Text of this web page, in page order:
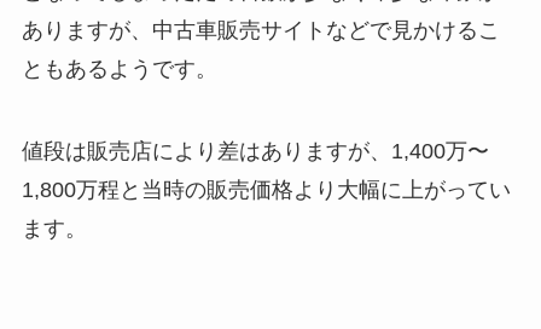
ありますが、中古車販売サイトなどで見かけるこ
ともあるようです。
値段は販売店により差はありますが、1,400万〜
1,800万程と当時の販売価格より大幅に上がってい
ます。